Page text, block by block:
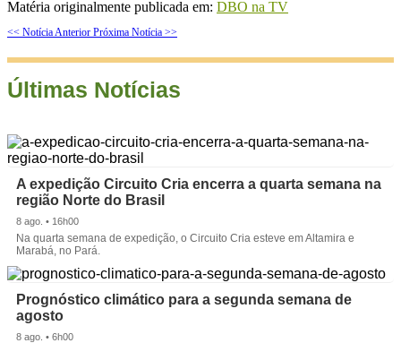
Matéria originalmente publicada em: DBO na TV
<< Notícia Anterior Próxima Notícia >>
Últimas Notícias
A expedição Circuito Cria encerra a quarta semana na
região Norte do Brasil
8 ago. • 16h00
Na quarta semana de expedição, o Circuito Cria esteve em Altamira e
Marabá, no Pará.
Prognóstico climático para a segunda semana de
agosto
8 ago. • 6h00